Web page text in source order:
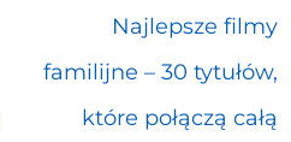
Najlepsze filmy
familijne – 30 tytułów,
które połączą całą